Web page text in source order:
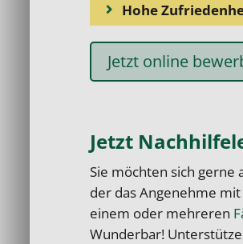
Hohe
Jetzt online
Jetzt
Sie möchten sich gerne
der das Angenehme
einem oder mehreren
Wunderbar!